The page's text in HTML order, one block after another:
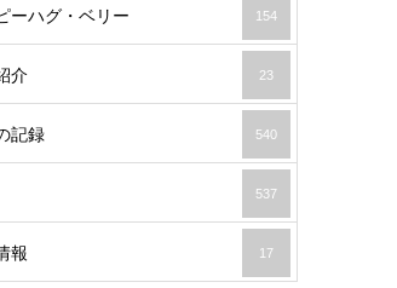
ーハグ・ベリー 154
介 23
記録 540
537
報 17